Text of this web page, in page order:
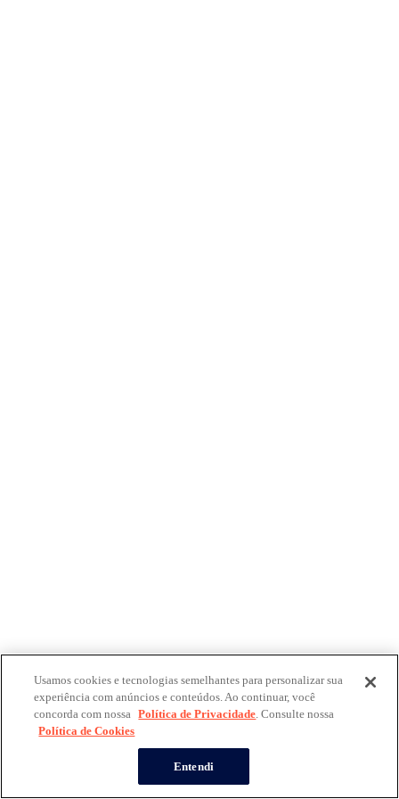
Usamos cookies e tecnologias semelhantes para personalizar sua
experiência com anúncios e conteúdos. Ao continuar, você
concorda com nossa Política de Privacidade. Consulte nossa
Política de Cookies
Entendi